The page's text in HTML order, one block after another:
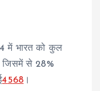
में भारत को कुल
जिसमें से 28%
4568 ।